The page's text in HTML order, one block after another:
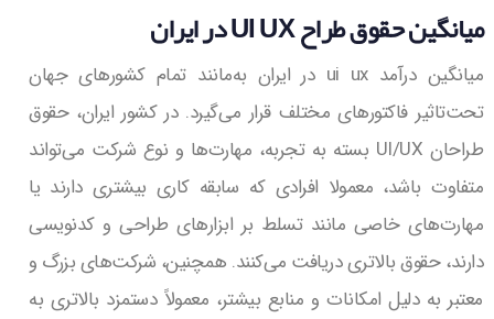
میانگین حقوق طراح UI UX در ایران
میانگین درآمد ui ux در ایران به‌مانند تمام کشورهای جهان
تحت‌تاثیر فاکتورهای مختلف قرار می‌گیرد. در کشور ایران، حقوق
طراحان UI/UX بسته به تجربه، مهارت‌ها و نوع شرکت می‌تواند
متفاوت باشد، معمولا افرادی که سابقه کاری بیشتری دارند یا
مهارت‌های خاصی مانند تسلط بر ابزارهای طراحی و کدنویسی
دارند، حقوق بالاتری دریافت می‌کنند. همچنین، شرکت‌های بزرگ و
معتبر به دلیل امکانات و منابع بیشتر، معمولاً دستمزد بالاتری به